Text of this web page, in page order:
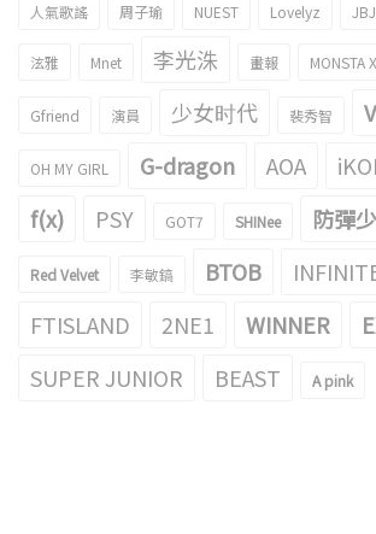
人氣歌謠 周子瑜 NUEST Lovelyz JBJ
泫雅 Mnet 李光洙 畫報 MONSTA X
Gfriend 演員 少女时代 裴秀智
OH MY GIRL G-dragon AOA
f(x) PSY GOT7 SHINee 防彈
Red Velvet 李敏鎬 BTOB
FTISLAND
2NE1 WINNER
SUPER JUNIOR BEAST A pink